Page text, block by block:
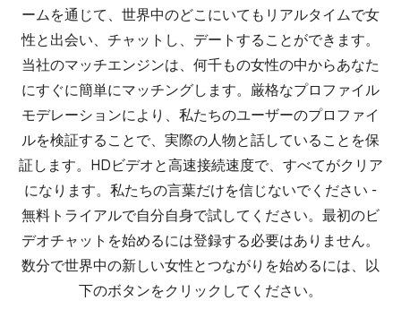
ームを通じて、世界中のどこにいてもリアルタイムで女
性と出会い、チャットし、デートすることができます。
当社のマッチエンジンは、何千もの女性の中からあなた
にすぐに簡単にマッチングします。厳格なプロファイル
モデレーションにより、私たちのユーザーのプロファイ
ルを検証することで、実際の人物と話していることを保
証します。HDビデオと高速接続速度で、すべてがクリア
になります。私たちの言葉だけを信じないでください -
無料トライアルで自分自身で試してください。最初のビ
デオチャットを始めるには登録する必要はありません。
数分で世界中の新しい女性とつながりを始めるには、以
下のボタンをクリックしてください。